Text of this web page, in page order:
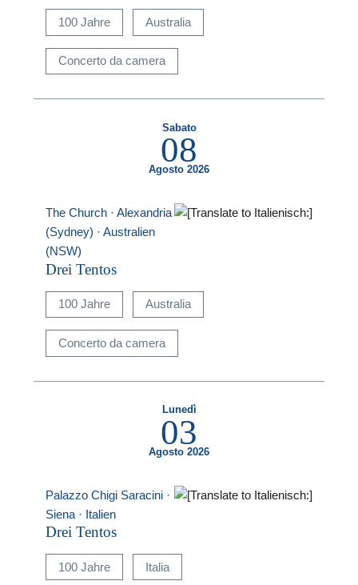
100 Jahre Australia
Concerto da camera
Sabato
08
Agosto 2026
The Church · Alexandria
(Sydney) · Australien
(NSW)
Drei Tentos
100 Jahre Australia
Concerto da camera
Lunedì
03
Agosto 2026
Palazzo Chigi Saracini ·
Siena · Italien
Drei Tentos
100 Jahre Italia